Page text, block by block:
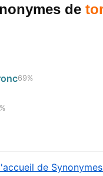
de
69%
%
de